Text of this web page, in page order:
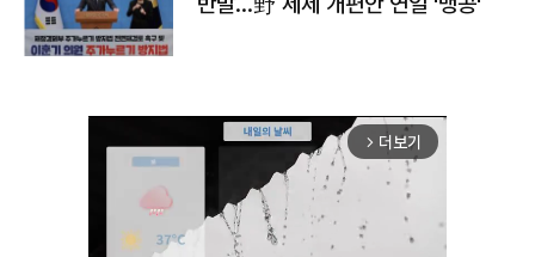
arrow_forward_ios 더보기